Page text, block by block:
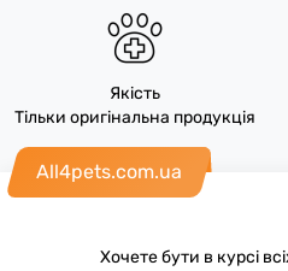
Якість
Тільки оригінальна продукція
All4pets.com.ua
Хочете бути в курсі